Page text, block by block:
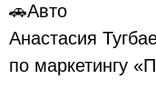
🚗Авто
Анастасия
по маркетингу